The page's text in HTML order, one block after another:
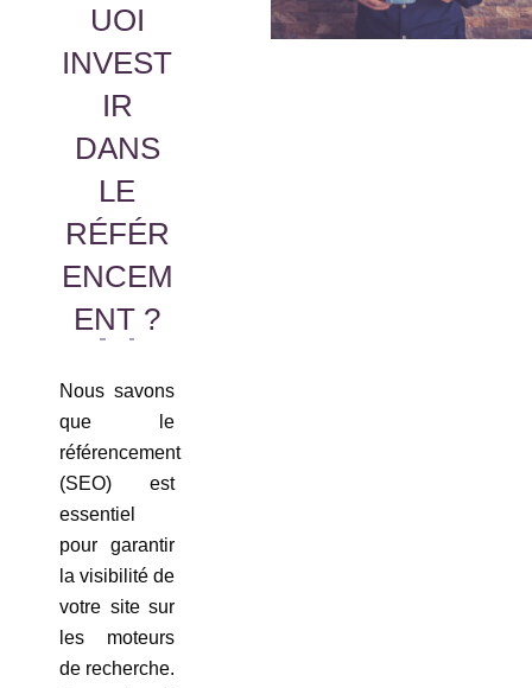
UOI
INVEST
IR
DANS
LE
RÉFÉR
ENCEM
ENT ?
Nous savons
que le
référencement
(SEO) est
essentiel
pour garantir
la visibilité de
votre site sur
les moteurs
de recherche.